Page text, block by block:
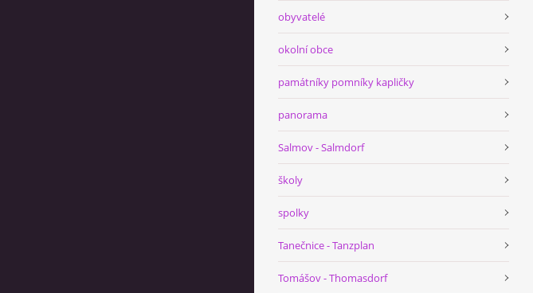
obyvatelé
okolní obce
památníky pomníky kapličky
panorama
Salmov - Salmdorf
školy
spolky
Tanečnice - Tanzplan
Tomášov - Thomasdorf